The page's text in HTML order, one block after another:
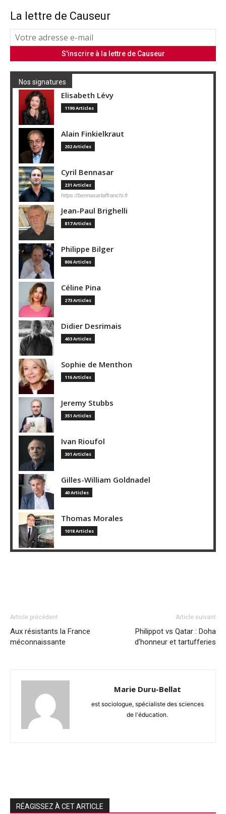
La lettre de Causeur
Nos signatures
Elisabeth Lévy
1190 Articles
Alain Finkielkraut
202 Articles
Cyril Bennasar
231 Articles
https://bennasarlaffranchi.fr
Jean-Paul Brighelli
817 Articles
Philippe Bilger
806 Articles
Céline Pina
273 Articles
Didier Desrimais
403 Articles
Sophie de Menthon
116 Articles
Jeremy Stubbs
351 Articles
Ivan Rioufol
301 Articles
Gilles-William Goldnadel
40 Articles
Thomas Morales
1018 Articles
Article précédent
Aux résistants la France
méconnaissante
Article suivant
Philippot vs Qatar : Doha
d’honneur et tartufferies
Marie Duru-Bellat
est sociologue, spécialiste des sciences
de l'éducation.
RÉAGISSEZ À CET ARTICLE